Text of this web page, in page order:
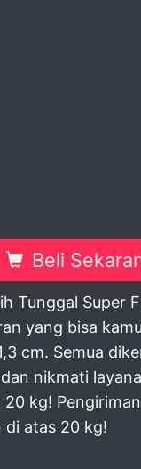
Beli
Tunggal
yang bisa
cm. Semua
nikmati
kg!
di atas 20 kg!